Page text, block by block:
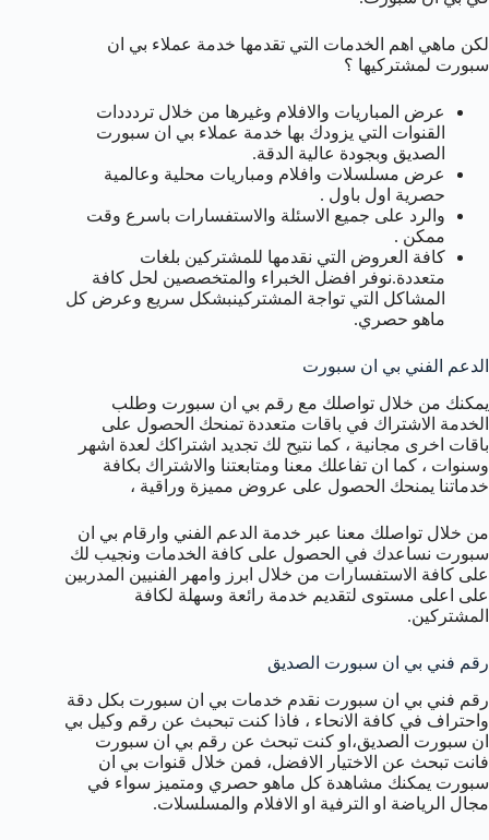
لكن ماهي اهم الخدمات التي تقدمها خدمة عملاء بي ان
سبورت لمشتركيها ؟
عرض المباريات والافلام وغيرها من خلال تردددات
القنوات التي يزودك بها خدمة عملاء بي ان سبورت
الصديق وبجودة عالية الدقة.
عرض مسلسلات وافلام ومباريات محلية وعالمية
حصرية اول باول .
والرد على جميع الاسئلة والاستفسارات باسرع وقت
ممكن .
كافة العروض التي نقدمها للمشتركين بلغات
متعددة.نوفر افضل الخبراء والمتخصصين لحل كافة
المشاكل التي تواجة المشتركينبشكل سريع وعرض كل
ماهو حصري.
الدعم الفني بي ان سبورت
يمكنك من خلال تواصلك مع رقم بي ان سبورت وطلب
الخدمة الاشتراك في باقات متعددة تمنحك الحصول على
باقات اخرى مجانية ، كما نتيح لك تجديد اشتراكك لعدة اشهر
وسنوات ، كما ان تفاعلك معنا ومتابعتنا والاشتراك بكافة
خدماتنا يمنحك الحصول على عروض مميزة وراقية ،
من خلال تواصلك معنا عبر خدمة الدعم الفني وارقام بي ان
سبورت نساعدك في الحصول على كافة الخدمات ونجيب لك
على كافة الاستفسارات من خلال ابرز وامهر الفنيين المدربين
على اعلى مستوى لتقديم خدمة رائعة وسهلة لكافة
المشتركين.
رقم فني بي ان سبورت الصديق
رقم فني بي ان سبورت نقدم خدمات بي ان سبورت بكل دقة
واحتراف في كافة الانحاء ، فاذا كنت تبحبث عن رقم وكيل بي
ان سبورت الصديق،او كنت تبحث عن رقم بي ان سبورت
فانت تبحث عن الاختيار الافضل، فمن خلال قنوات بي ان
سبورت يمكنك مشاهدة كل ماهو حصري ومتميز سواء في
مجال الرياضة او الترفية او الافلام والمسلسلات.